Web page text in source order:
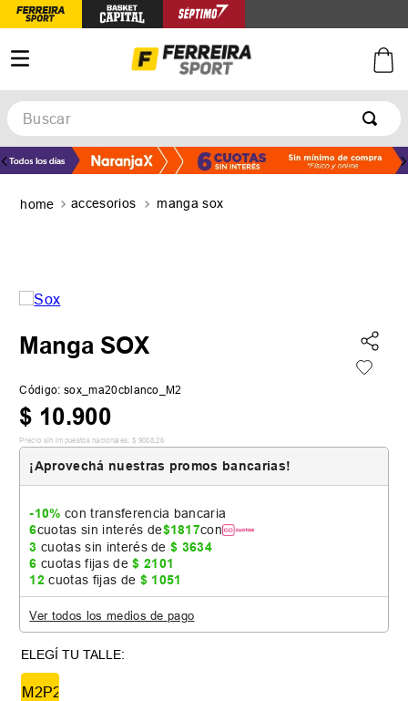
Buscar
TÉRMINOS MÁS BUSCADOS
5. medias
accesorios manga sox
Manga SOX
Código: sox_ma20cblanco_M2
$ 10.900
Precio sin impuestos nacionales: $ 9008,26
¡Aprovechá nuestras promos bancarias!
-10% con transferencia bancaria
6cuotas sin interés de$1817con
3 cuotas sin interés de$ 3634
6 cuotas fijas de$ 2101
12 cuotas fijas de $ 1051
Ver todos los medios de pago
M2P2